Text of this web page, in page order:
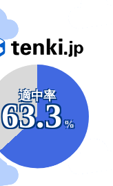
適中率
63.3
%